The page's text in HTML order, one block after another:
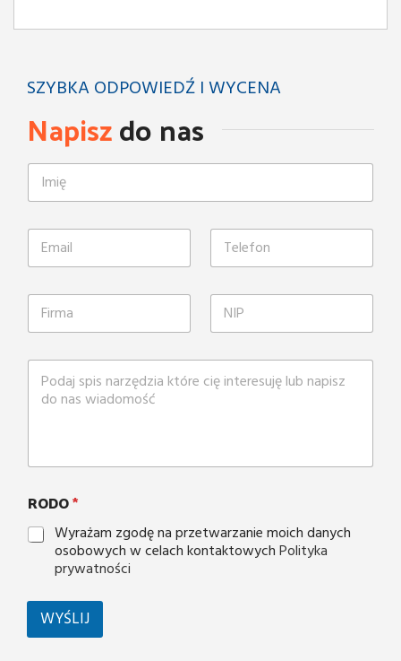
SZYBKA ODPOWIEDŹ I WYCENA
Napiszdo nas
RODO*
Wyrażam zgodę na przetwarzanie moich danych
osobowych w celach kontaktowychPolityka
prywatności
WYŚLIJ